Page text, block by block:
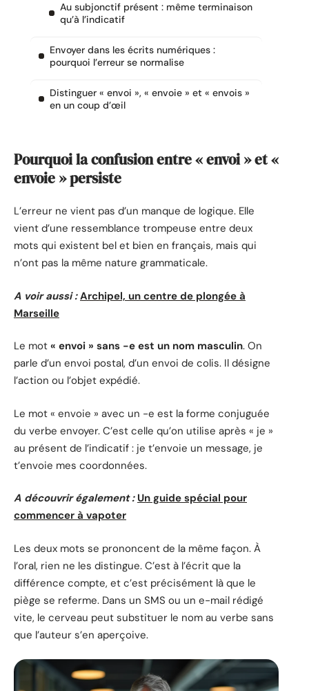
Au subjonctif présent : même terminaison
qu’à l’indicatif
Envoyer dans les écrits numériques :
pourquoi l’erreur se normalise
Distinguer « envoi », « envoie » et « envois »
en un coup d’œil
Pourquoi la confusion entre « envoi » et «
envoie » persiste
L’erreur ne vient pas d’un manque de logique. Elle
vient d’une ressemblance trompeuse entre deux
mots qui existent bel et bien en français, mais qui
n’ont pas la même nature grammaticale.
A voir aussi : Archipel, un centre de plongée à
Marseille
Le mot « envoi » sans -e est un nom masculin. On
parle d’un envoi postal, d’un envoi de colis. Il désigne
l’action ou l’objet expédié.
Le mot « envoie » avec un -e est la forme conjuguée
du verbe envoyer. C’est celle qu’on utilise après « je »
au présent de l’indicatif : je t’envoie un message, je
t’envoie mes coordonnées.
A découvrir également : Un guide spécial pour
commencer à vapoter
Les deux mots se prononcent de la même façon. À
l’oral, rien ne les distingue. C’est à l’écrit que la
différence compte, et c’est précisément là que le
piège se referme. Dans un SMS ou un e-mail rédigé
vite, le cerveau peut substituer le nom au verbe sans
que l’auteur s’en aperçoive.